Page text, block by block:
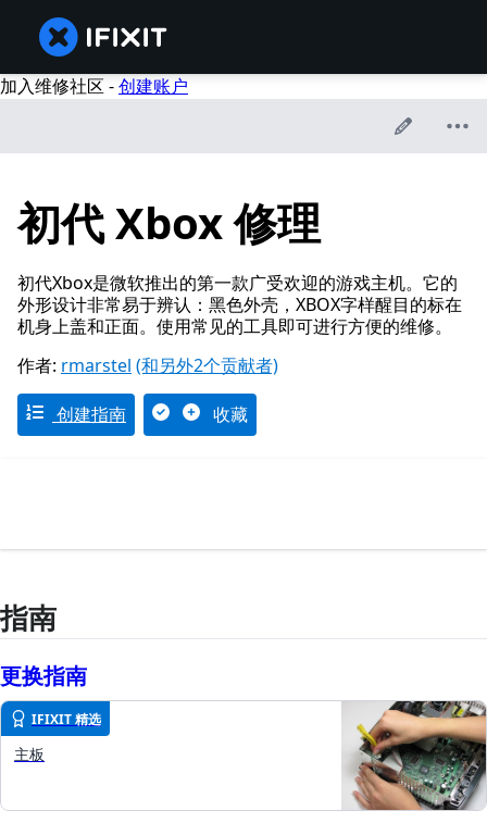
加入维修社区 -创建账户
初代 Xbox 修理
初代Xbox是微软推出的第一款广受欢迎的游戏主机。它的
外形设计非常易于辨认：黑色外壳，XBOX字样醒目的标在
机身上盖和正面。使用常见的工具即可进行方便的维修。
作者: rmarstel (和另外2个贡献者)
创建指南 收藏
指南
更换指南
IFIXIT 精选
主板